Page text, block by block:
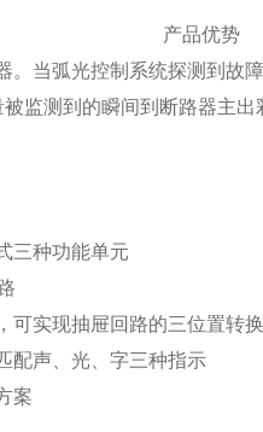
产品优势
当弧光控制系统探测到故
监测到的瞬间到断路器主
种功能单元
实现抽屉回路的三位置转换
声、光、字三种指示
案